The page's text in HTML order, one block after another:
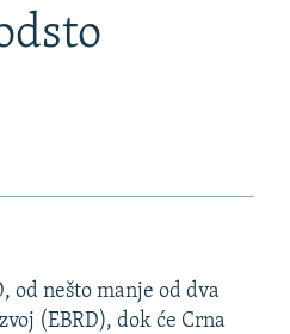
od nešto manje od dva
(EBRD), dok će Crna